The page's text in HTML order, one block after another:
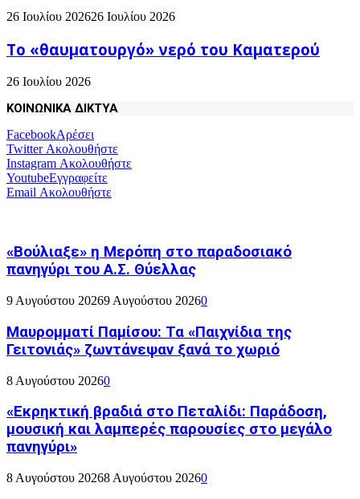
26 Ιουλίου 202626 Ιουλίου 2026
Το «θαυματουργό» νερό του Καματερού
26 Ιουλίου 2026
ΚΟΙΝΩΝΙΚΑ ΔΙΚΤΥΑ
FacebookΑρέσει
TwitterΑκολουθήστε
Instagram Ακολουθήστε
YoutubeΕγγραφείτε
Email Ακολουθήστε
«Βούλιαξε» η Μερόπη στο παραδοσιακό
πανηγύρι του Α.Σ. Θύελλας
9 Αυγούστου 20269 Αυγούστου 20260
Μαυρομματί Παμίσου: Τα «Παιχνίδια της
Γειτονιάς» ζωντάνεψαν ξανά το χωριό
8 Αυγούστου 20260
«Εκρηκτική βραδιά στο Πεταλίδι: Παράδοση,
μουσική και λαμπερές παρουσίες στο μεγάλο
πανηγύρι»
8 Αυγούστου 20268 Αυγούστου 20260